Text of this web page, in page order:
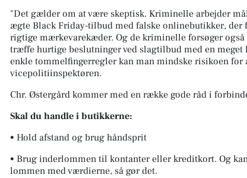
"Det gælder om at være skeptisk. Kriminelle arbejder
ægte Black Friday-tilbud med falske onlinebutikker, der
rigtige mærkevarekæder. Og de kriminelle forsøger
træffe hurtige beslutninger ved slagtilbud med en meget
enkle tommelfingerregler kan man mindske risikoen for
vicepolitiinspektøren.
Chr. Østergård kommer med en række gode råd i
Skal du handle i butikkerne:
• Hold afstand og brug håndsprit
• Brug inderlommen til kontanter eller kreditkort. Og
lommen med værdierne, så gør det.